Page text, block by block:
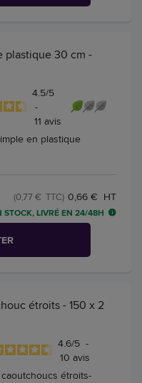
plastique 30 cm -
4.5/5
-
11 avis
en plastique
0,66 € HT
(0,77 € TTC)
STOCK, LIVRÉ EN 24/48H
étroits - 150 x 2
4.6/5 -
10avis
étroits-